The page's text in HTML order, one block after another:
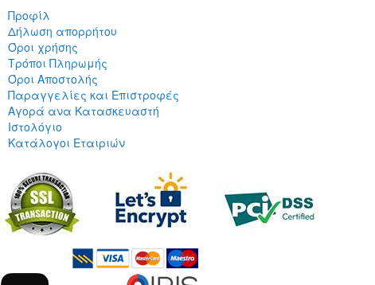
Προφίλ
Δήλωση απορρήτου
Όροι χρήσης
Τρόποι Πληρωμής
Όροι Αποστολής
Παραγγελίες και Επιστροφές
Αγορά ανα Κατασκευαστή
Ιστολόγιο
Κατάλογοι Εταιριών